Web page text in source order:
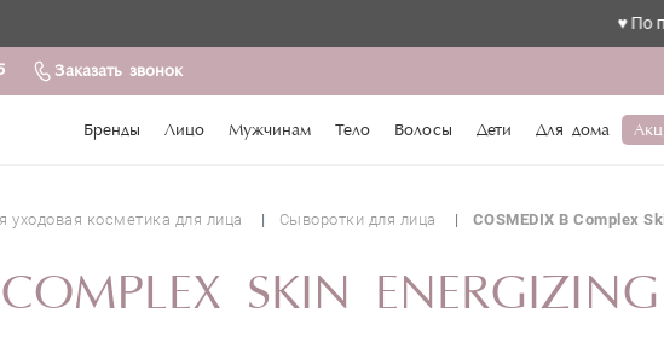
♥️ По
Заказать звонок
Бренды Лицо Мужчинам Тело Волосы Дети Для дома
уходовая косметика для лица Сыворотки для лица COSMEDIX B Complex
SKIN